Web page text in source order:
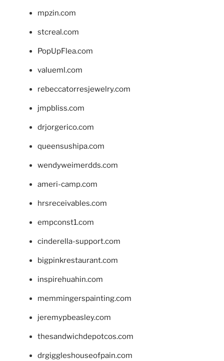
mpzin.com
stcreal.com
PopUpFlea.com
valueml.com
rebeccatorresjewelry.com
jmpbliss.com
drjorgerico.com
queensushipa.com
wendyweimerdds.com
ameri-camp.com
hrsreceivables.com
empconst1.com
cinderella-support.com
bigpinkrestaurant.com
inspirehuahin.com
memmingerspainting.com
jeremypbeasley.com
thesandwichdepotcos.com
drgiggleshouseofpain.com